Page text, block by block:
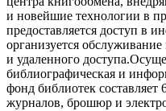
и новейшие технологии в
предоставляется доступ в
организуется
и удаленного
библиографическая и
фонд библиотек составляет
журналов, брошюр и